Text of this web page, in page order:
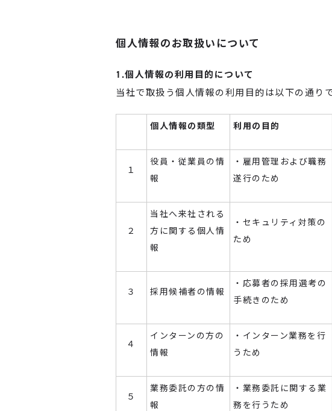
個人情報のお取扱いについて
1.個人情報の利用目的について
当社で取扱う個人情報の利用目的は以下の通りで
個人情報の類型 利用の目的
１
役員・従業員の情
報
・雇用管理および職務
遂行のため
２
当社へ来社される
方に関する個人情
報
・セキュリティ対策の
ため
３ 採用候補者の情報
・応募者の採用選考の
手続きのため
４
インターンの方の
情報
・インターン業務を行
うため
５
業務委託の方の情
報
・業務委託に関する業
務を行うため